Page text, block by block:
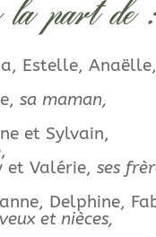
part de
Estelle, Anaëlle,
sa maman,
et Sylvain,
et Valérie, ses
Delphine,
et nièces,